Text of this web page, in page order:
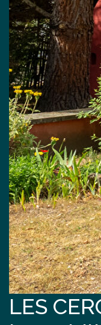
LES